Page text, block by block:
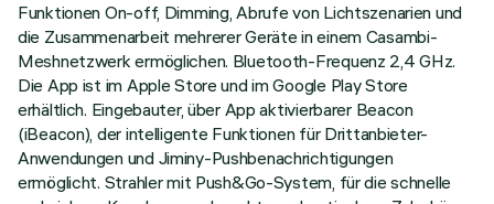
Funktionen On-off, Dimming, Abrufe von Lichtszenarien und
die Zusammenarbeit mehrerer Geräte in einem Casambi-
Meshnetzwerk ermöglichen. Bluetooth-Frequenz 2,4 GHz.
Die App ist im Apple Store und im Google Play Store
erhältlich. Eingebauter, über App aktivierbarer Beacon
(iBeacon), der intelligente Funktionen für Drittanbieter-
Anwendungen und Jiminy-Pushbenachrichtigungen
ermöglicht. Strahler mit Push&Go-System, für die schnelle